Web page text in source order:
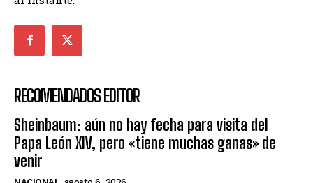
RECOMENDADOS EDITOR
Sheinbaum: aún no hay fecha para visita del
Papa León XIV, pero «tiene muchas ganas» de
venir